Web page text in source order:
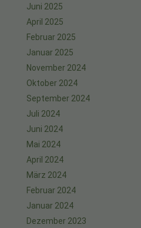
Juni 2025
April 2025
Februar 2025
Januar 2025
November 2024
Oktober 2024
September 2024
Juli 2024
Juni 2024
Mai 2024
April 2024
März 2024
Februar 2024
Januar 2024
Dezember 2023